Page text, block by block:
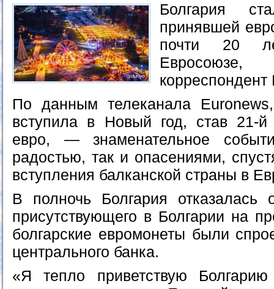
Болгария
принявшей
почти 20
По данным телеканала
вступила в Новый год, став 21-й
евро, — знаменательное
радостью, так и опасениями,
вступления балканской страны в
В полночь Болгария
присутствующего в Болгарии на
болгарские евромонеты были
центрального банка.
«Я тепло приветствую